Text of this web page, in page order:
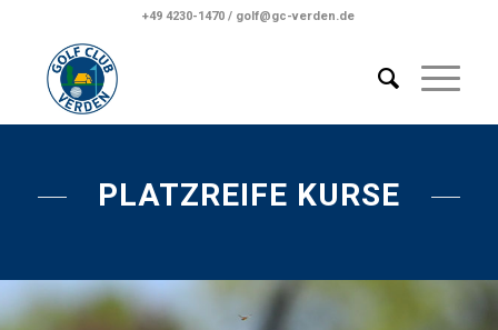
+49 4230-1470 / golf@gc-verden.de
PLATZREIFE KURSE